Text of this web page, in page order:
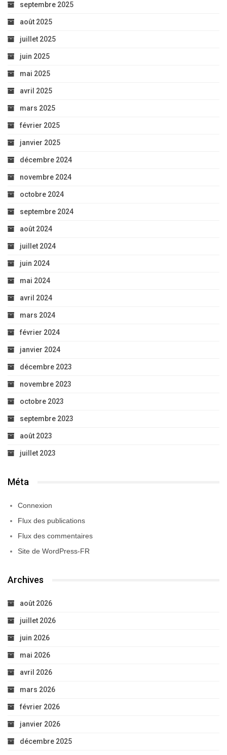
septembre 2025
août 2025
juillet 2025
juin 2025
mai 2025
avril 2025
mars 2025
février 2025
janvier 2025
décembre 2024
novembre 2024
octobre 2024
septembre 2024
août 2024
juillet 2024
juin 2024
mai 2024
avril 2024
mars 2024
février 2024
janvier 2024
décembre 2023
novembre 2023
octobre 2023
septembre 2023
août 2023
juillet 2023
Méta
Connexion
Flux des publications
Flux des commentaires
Site de WordPress-FR
Archives
août 2026
juillet 2026
juin 2026
mai 2026
avril 2026
mars 2026
février 2026
janvier 2026
décembre 2025